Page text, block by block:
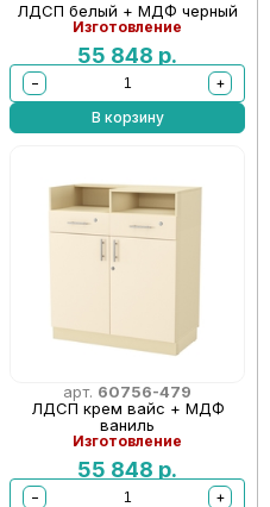
ЛДСП белый + МДФ черный
Изготовление
55 848 р.
−
+
В корзину
арт. 60756-479
ЛДСП крем вайс + МДФ
ваниль
Изготовление
55 848 р.
−
+